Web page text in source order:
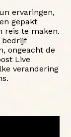
ervaringen,
gepakt
reis te maken.
bedrijf
ongeacht de
Live
verandering